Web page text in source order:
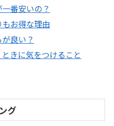
番安いの？
お得な理由
良い？
きに気をつけること
グ